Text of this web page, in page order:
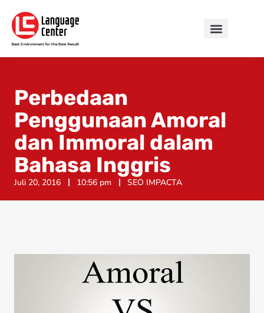
Perbedaan
Penggunaan Amoral
dan Immoral dalam
Bahasa Inggris
Juli 20, 2016 10:56 pm SEO IMPACTA